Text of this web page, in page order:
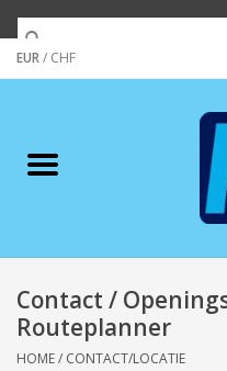
EUR/ CHF
Merken
Wonen/koken/huishouden
Koffie & thee
Contact /
Routeplanner
HOME/ CONTACT/LOCATIE